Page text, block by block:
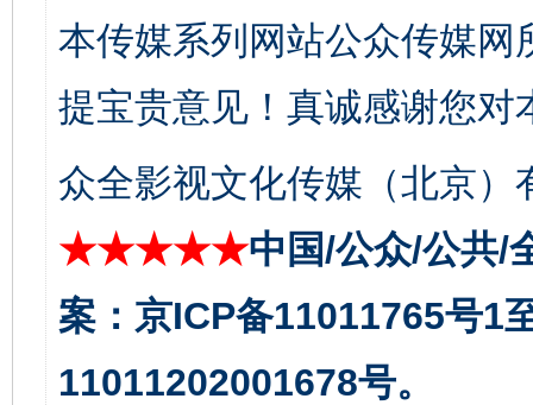
本传媒系列网站公众传媒
提宝贵意见！真诚感谢您
众全影视文化传媒（北京）
★★★★★中国/公众/公共/
案：京ICP备11011765号1
11011202001678号。
受贿1.44亿！段成刚被判无期 从幼